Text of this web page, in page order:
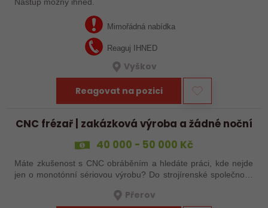
Nástup možný ihned.
Mimořádná nabídka
Reaguj IHNED
Vyškov
Reagovat na pozici
CNC frézař | zakázková výroba a žádné noční
40 000 - 50 000 Kč
Máte zkušenost s CNC obráběním a hledáte práci, kde nejde
jen o monotónní sériovou výrobu? Do strojírenské společnosti
Přerov